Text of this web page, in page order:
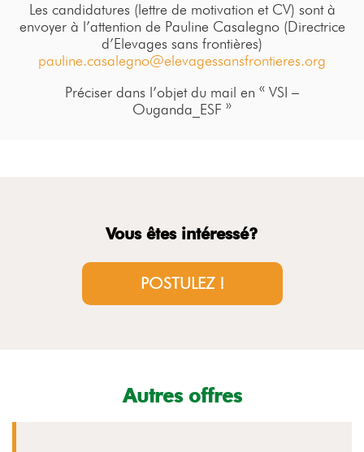
Les candidatures (lettre de motivation et CV) sont à
envoyer à l’attention de Pauline Casalegno (Directrice
d’Elevages sans frontières)
pauline.casalegno@elevagessansfrontieres.org
Préciser dans l’objet du mail en « VSI –
Ouganda_ESF »
Vous êtes intéressé?
POSTULEZ !
Autres offres